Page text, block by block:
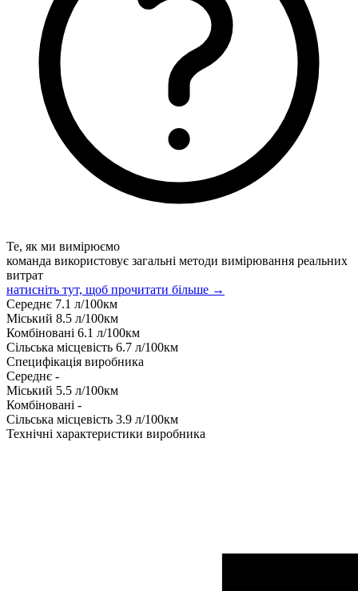
Те, як ми вимірюємо
команда використовує загальні методи вимірювання реальних
витрат
натисніть тут, щоб прочитати більше →
Середнє 7.1 л/100км
Міський 8.5 л/100км
Комбіновані 6.1 л/100км
Сільська місцевість 6.7 л/100км
Специфікація виробника
Середнє -
Міський 5.5 л/100км
Комбіновані -
Сільська місцевість 3.9 л/100км
Технічні характеристики виробника